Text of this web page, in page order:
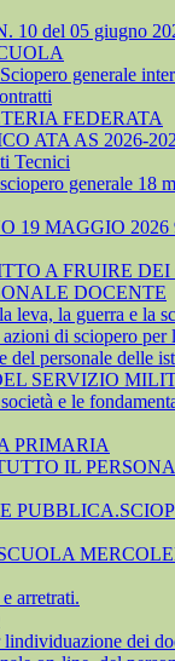
10 del 05 giugno
generale
FEDERATA
ATA AS 2026-
Tecnici
generale 18
19 MAGGIO
A FRUIRE
DOCENTE
la guerra e la
di sciopero
personale delle
SERVIZIO
e le
PRIMARIA
IL
arretrati.
dei